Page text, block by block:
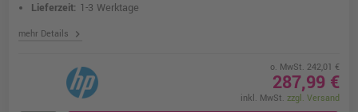
Lieferzeit: 1-3 Werktage
mehr Details chevron_right
o. MwSt. 242,01 €
287,99 €
inkl. MwSt. zzgl. Versand